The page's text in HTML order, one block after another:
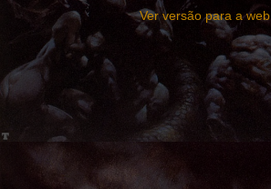
Ver versão para a web